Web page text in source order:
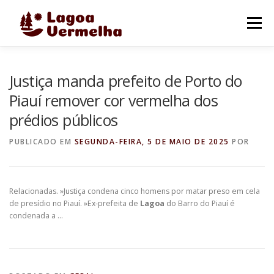
Menu
FALE CONOSCO
Justiça manda prefeito de Porto do
Piauí remover cor vermelha dos
prédios públicos
PUBLICADO EM SEGUNDA-FEIRA, 5 DE MAIO DE 2025 POR
Relacionadas. »Justiça condena cinco homens por matar preso em cela
de presídio no Piauí. »Ex-prefeita de Lagoa do Barro do Piauí é
condenada a …